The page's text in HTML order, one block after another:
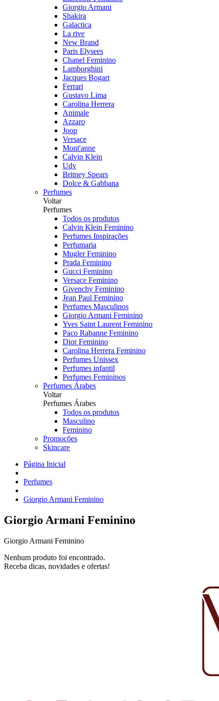
Giorgio Armani
Shakira
Galactica
La rive
New Brand
Paris Elysees
Chanel Feminino
Lamborghini
Jacques Bogart
Ferrari
Gustavo Lima
Carolina Herrera
Animale
Azzaro
Joop
Versace
Mont'anne
Calvin Klein
Udv
Britney Spears
Dolce & Gabbana
Perfumes
Voltar
Perfumes
Todos os produtos
Calvin Klein Feminino
Perfumes Inspirações
Perfumaria
Mugler Feminino
Prada Feminino
Gucci Feminino
Versace Feminino
Givenchy Feminino
Jean Paul Feminino
Perfumes Masculinos
Giorgio Armani Feminino
Yves Saint Laurent Feminino
Paco Rabanne Feminino
Dior Feminino
Carolina Herrera Feminino
Perfumes Unissex
Perfumes infantil
Perfumes Femininos
Perfumes Árabes
Voltar
Perfumes Árabes
Todos os produtos
Masculino
Feminino
Promoções
Skincare
Página Inicial
Perfumes
Giorgio Armani Feminino
Giorgio Armani Feminino
Giorgio Armani Feminino
Nenhum produto foi encontrado.
Receba dicas, novidades e ofertas!